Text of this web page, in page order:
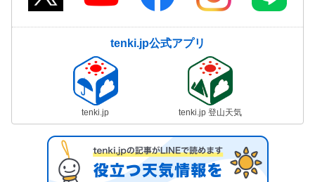
tenki.jp公式アプリ
tenki.jp tenki.jp 登山天気